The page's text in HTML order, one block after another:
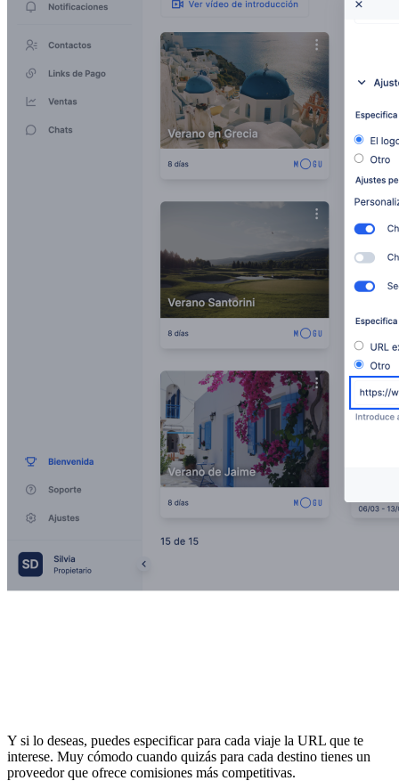
Y si lo deseas, puedes especificar para cada viaje la URL que te
interese. Muy cómodo cuando quizás para cada destino tienes un
proveedor que ofrece comisiones más competitivas.